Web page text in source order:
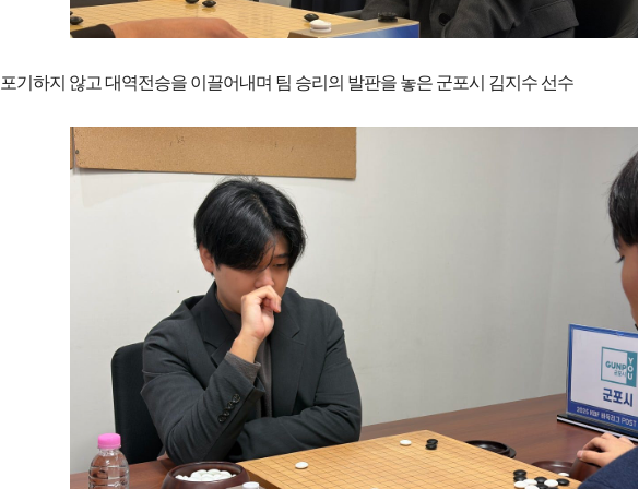
기하지 않고 대역전승을 이끌어내며 팀 승리의 발판을 놓은 군포시 김지수 선수